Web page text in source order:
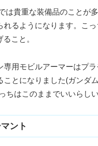
は貴重な装備品のことが
れるようになります。こ
こと。
専用モビルアーマーはプ
ことになりました(ガンダ
ちはこのままでいいらしい
ント